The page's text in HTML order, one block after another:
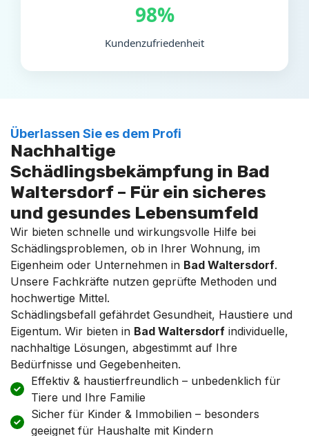
98%
Kundenzufriedenheit
Überlassen Sie es dem Profi
Nachhaltige
Schädlingsbekämpfung in Bad
Waltersdorf – Für ein sicheres
und gesundes Lebensumfeld
Wir bieten schnelle und wirkungsvolle Hilfe bei
Schädlingsproblemen, ob in Ihrer Wohnung, im
Eigenheim oder Unternehmen in Bad Waltersdorf.
Unsere Fachkräfte nutzen geprüfte Methoden und
hochwertige Mittel.
Schädlingsbefall gefährdet Gesundheit, Haustiere und
Eigentum. Wir bieten in Bad Waltersdorf individuelle,
nachhaltige Lösungen, abgestimmt auf Ihre
Bedürfnisse und Gegebenheiten.
Effektiv & haustierfreundlich – unbedenklich für
Tiere und Ihre Familie
Sicher für Kinder & Immobilien – besonders
geeignet für Haushalte mit Kindern